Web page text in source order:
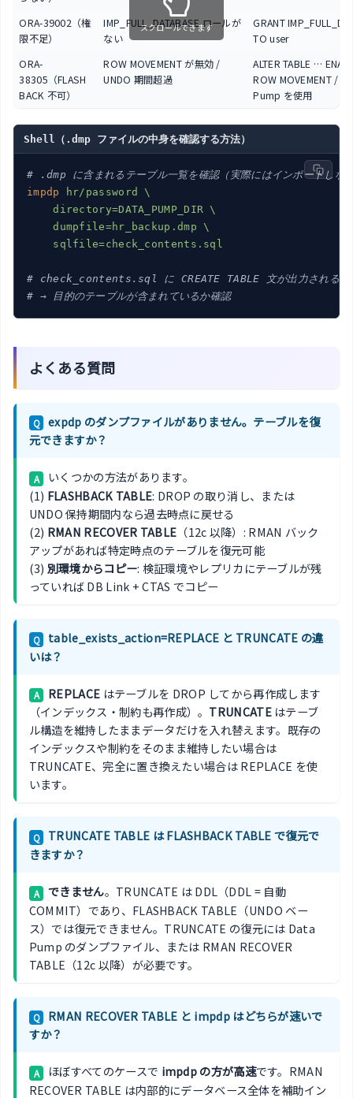
ORA-39002（権
限不足）
IMP_FULL_DATABASE ロールが
ない
GRANT
TO user
ORA-
38305（FLASH
BACK 不可）
ROW MOVEMENT が無効 /
UNDO 期間超過
ALTER TABLE …
ROW MOVEMENT /
Pump を使用
スクロールできます
Shell（.dmp ファイルの中身を確認する方法）
# .dmp に含まれるテーブル一覧を確認（実際にはインポートしな
impdp
hr/password \
    directory=DATA_PUMP_DIR \
    dumpfile=hr_backup.dmp \
    sqlfile=check_contents.sql
# check_contents.sql に CREATE TABLE 文が出力される
# → 目的のテーブルが含まれているか確認
よくある質問
Q
expdp のダンプファイルがありません。テーブルを復
元できますか？
A
いくつかの方法があります。
(1) FLASHBACK TABLE: DROP の取り消し、または
UNDO 保持期間内なら過去時点に戻せる
(2) RMAN RECOVER TABLE （12c 以降）: RMAN バック
アップがあれば特定時点のテーブルを復元可能
(3) 別環境からコピー: 検証環境やレプリカにテーブルが残
っていれば DB Link + CTAS でコピー
Q
table_exists_action=REPLACE と TRUNCATE の違
いは？
A REPLACE はテーブルを DROP してから再作成します
（インデックス・制約も再作成）。 TRUNCATEはテーブ
ル構造を維持したままデータだけを入れ替えます。既存の
インデックスや制約をそのまま維持したい場合は
TRUNCATE、完全に置き換えたい場合は REPLACE を使
います。
Q
TRUNCATE TABLE は FLASHBACK TABLE で復元で
きますか？
A できません。TRUNCATE は DDL（DDL = 自動
COMMIT）であり、FLASHBACK TABLE（UNDO ベー
ス）では復元できません。TRUNCATE の復元には Data
Pump のダンプファイル、または RMAN RECOVER
TABLE（12c 以降）が必要です。
Q
RMAN RECOVER TABLE と impdp はどちらが速いで
すか？
A ほぼすべてのケースで impdp の方が高速です。RMAN
RECOVER TABLE は内部的にデータベース全体を補助イン